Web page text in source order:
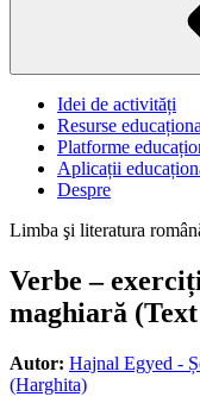
Idei de activități
Resurse
Platforme
Aplicații
Despre
Limba şi literatura
Verbe –
maghiară
Autor: Hajnal Egyed -
(Harghita)